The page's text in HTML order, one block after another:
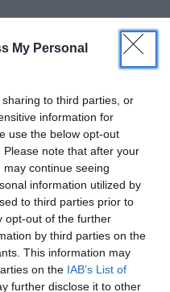
My Personal
to third parties, or
information for
use the below opt-out
note that after your
continue seeing
information utilized by
to third parties prior to
opt-out of the further
by third parties on the
This information may
on the IAB’s List of
further disclose it to other